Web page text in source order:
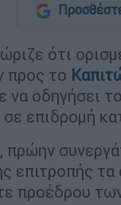
ότι
προς το
να οδηγήσει
επιδρομή
, πρώην
επιτροπής τα
προέδρου